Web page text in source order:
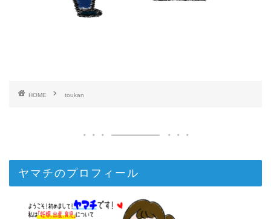
HOME toukan
ヤマチのプロフィール